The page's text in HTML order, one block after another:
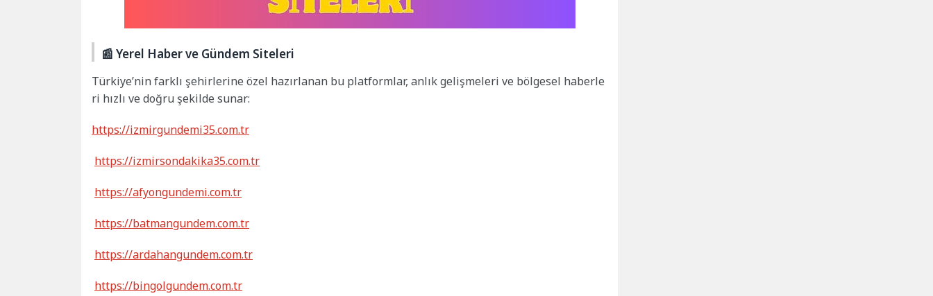
📰 Yerel Haber ve Gündem Siteleri
Türkiye’nin farklı şehirlerine özel hazırlanan bu platformlar, anlık gelişmeleri ve bölgesel haberle
ri hızlı ve doğru şekilde sunar:
https://izmirgundemi35.com.tr
https://izmirsondakika35.com.tr
https://afyongundemi.com.tr
https://batmangundem.com.tr
https://ardahangundem.com.tr
https://bingolgundem.com.tr